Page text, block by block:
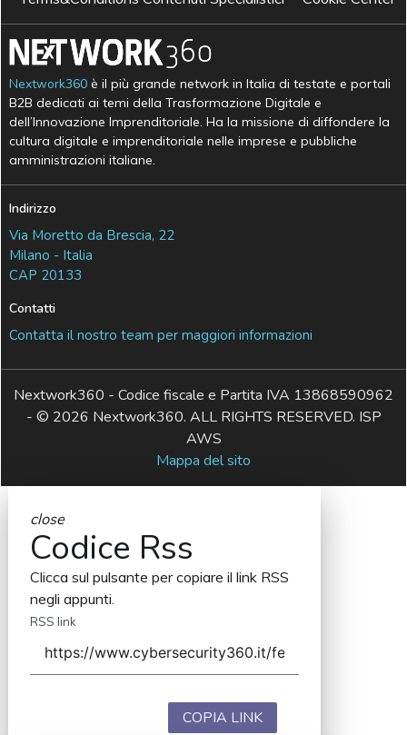
Nextwork360 è il più grande network in Italia di testate e portali
B2B dedicati ai temi della Trasformazione Digitale e
dell’Innovazione Imprenditoriale. Ha la missione di diffondere la
cultura digitale e imprenditoriale nelle imprese e pubbliche
amministrazioni italiane.
Indirizzo
Via Moretto da Brescia, 22
Milano - Italia
CAP 20133
Contatti
Contatta il nostro team per maggiori informazioni
Nextwork360 - Codice fiscale e Partita IVA 13868590962
- © 2026 Nextwork360. ALL RIGHTS RESERVED. ISP
AWS
Mappa del sito
close
Codice Rss
Clicca sul pulsante per copiare il link RSS
negli appunti.
RSS link
COPIA LINK